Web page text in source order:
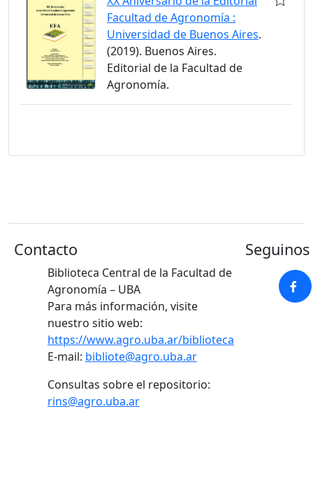
Facultad de Agronomía :
Universidad de Buenos Aires.
(2019). Buenos Aires.
Editorial de la Facultad de
Agronomía.
Contacto
Biblioteca Central de la Facultad de
Agronomía – UBA
Para más información, visite
nuestro sitio web:
https://www.agro.uba.ar/biblioteca
E-mail: bibliote@agro.uba.ar
Consultas sobre el repositorio:
rins@agro.uba.ar